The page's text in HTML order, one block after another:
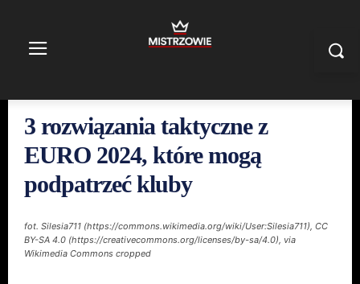
3 rozwiązania taktyczne z
EURO 2024, które mogą
podpatrzeć kluby
fot. Silesia711 (https://commons.wikimedia.org/wiki/User:Silesia711), CC
BY-SA 4.0 (https://creativecommons.org/licenses/by-sa/4.0), via
Wikimedia Commons cropped